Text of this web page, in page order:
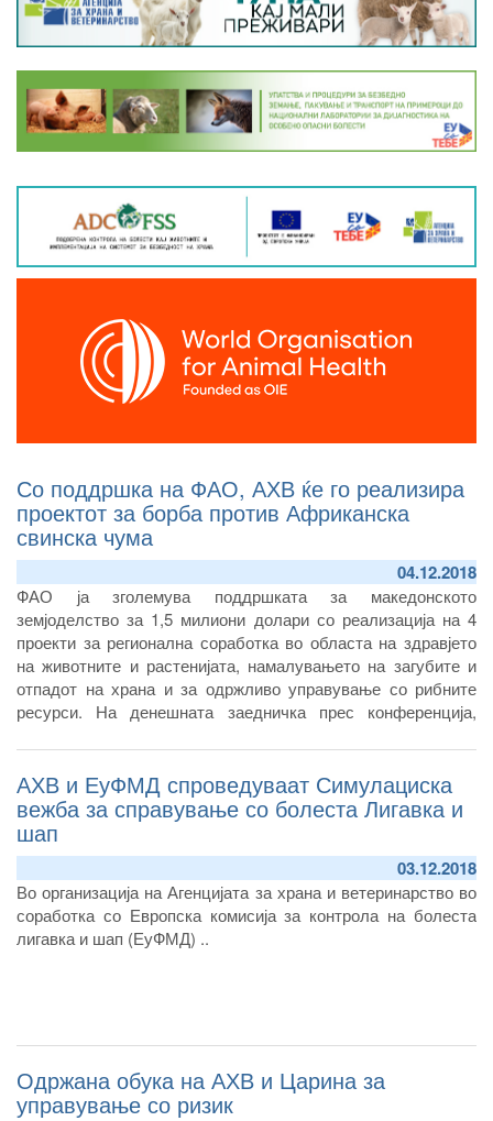
Со поддршка на ФАО, АХВ ќе го реализира
проектот за борба против Африканска
свинска чума
04.12.2018
ФАО ја зголемува поддршката за македонското
земјоделство за 1,5 милиони долари со реализација на 4
проекти за регионална соработка во областа на здравјето
на животните и растенијата, намалувањето на загубите и
отпадот на храна и за одржливо управување со рибните
ресурси. На денешната заедничка прес конференција,
Љупчо Николовски ја официјализираше соработката
потпишувајќи ги четирите проекти.
АХВ и ЕуФМД спроведуваат Симулациска
вежба за справување со болеста Лигавка и
шап
03.12.2018
Во организација на Агенцијата за храна и ветеринарство во
соработка со Европска комисија за контрола на болеста
лигавка и шап (ЕуФМД) ..
Одржана обука на АХВ и Царина за
управување со ризик